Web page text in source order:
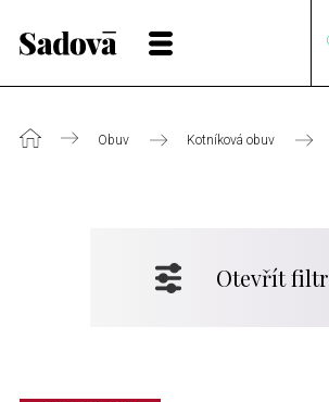
Obuv Kotníková obuv
Otevřít filtr